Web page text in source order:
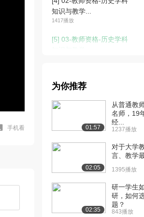
手机看
知识与教学...
1417播放
[5] 03-教师资格-历史学科
知识与教学...
[7] 03-教师资格-历史学科
知识与教学...
[8] 04-第一章-中国古代史
[9] 04-第一章-中国古代史
1315播放
为你推荐
01:57
从普通教
名师，19
经...
1237播放
02:05
对于大学
言、教学
1395播放
02:35
研一学生
研，如何
题？
843播放